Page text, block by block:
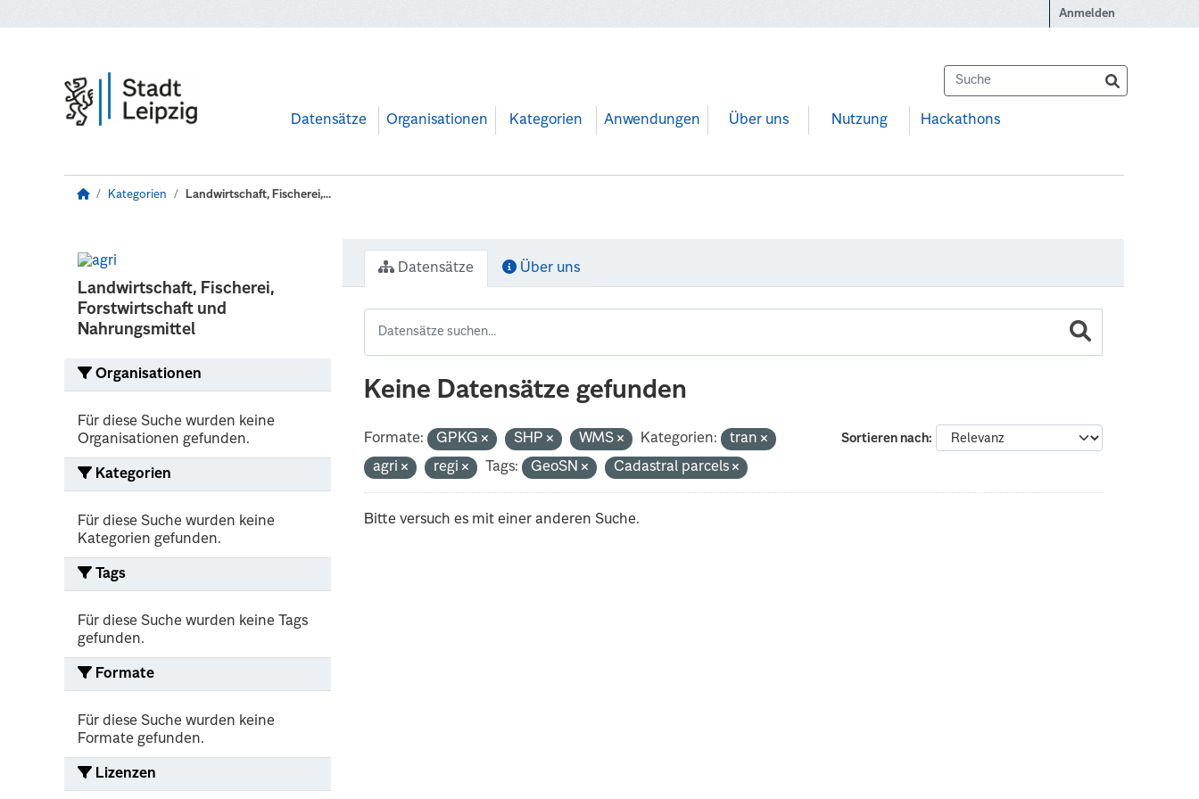
Anmelden
Datensätze Organisationen Kategorien Anwendungen Über uns Nutzung Hackathons
Kategorien Landwirtschaft, Fischerei,...
Landwirtschaft, Fischerei,
Forstwirtschaft und
Nahrungsmittel
Organisationen
Für diese Suche wurden keine
Organisationen gefunden.
Kategorien
Für diese Suche wurden keine
Kategorien gefunden.
Tags
Für diese Suche wurden keine Tags
gefunden.
Formate
Für diese Suche wurden keine
Formate gefunden.
Lizenzen
Datensätze Über uns
Keine Datensätze gefunden
Sortieren nach
Formate: GPKG SHP WMS Kategorien:
tran
agri
regi Tags: GeoSN Cadastral parcels
Bitte versuch es mit einer anderen Suche.